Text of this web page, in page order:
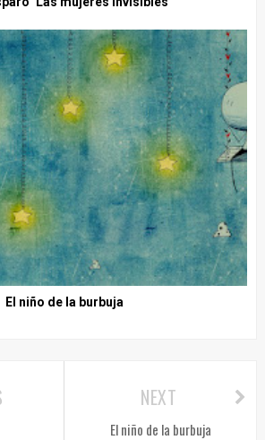
El niño de la burbuja
NEXT
El niño de la burbuja